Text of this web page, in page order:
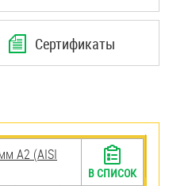
Сертификаты
А2 (AISI
В СПИСОК